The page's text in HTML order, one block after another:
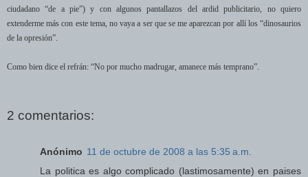
ciudadano “de a pie”) y con algunos pantallazos del ardid publicitario, no quiero
extenderme más con este tema, no vaya a ser que se me aparezcan por allí los “dinosaurios
de la opresión”.
Como bien dice el refrán: “No por mucho madrugar, amanece más temprano”.
2 comentarios:
Anónimo 11 de octubre de 2008 a las 5:35 a.m.
La politica es algo complicado (lastimosamente) en paises